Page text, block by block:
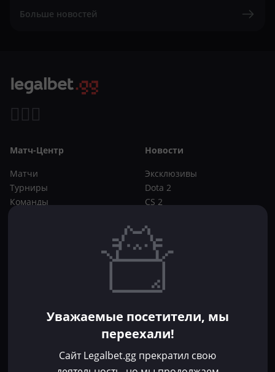
Больше новостей
Матч-Центр
Матчи
Турниры
Команды
Новости
Эксклюзивы
Dota 2
CS 2
Букмекеры
CS 2
Фрибеты
Без депозита
Уважаемые посетители, мы
переехали!
Сайт Legalbet.gg прекратил свою